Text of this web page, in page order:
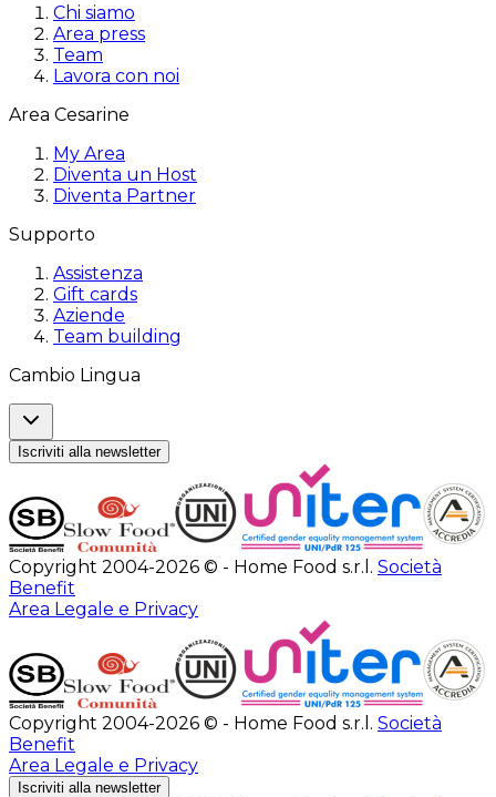
Chi siamo
Area press
Team
Lavora con noi
Area Cesarine
My Area
Diventa un Host
Diventa Partner
Supporto
Assistenza
Gift cards
Aziende
Team building
Cambio Lingua
Iscriviti alla newsletter
Copyright 2004-2026 © - Home Food s.r.l. Società
Benefit
Area Legale e Privacy
Copyright 2004-2026 © - Home Food s.r.l. Società
Benefit
Area Legale e Privacy
Iscriviti alla newsletter